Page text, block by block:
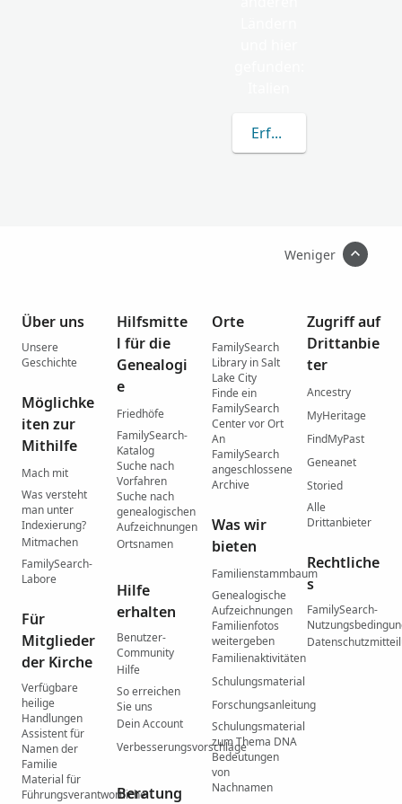
Erfahren Sie mehr
Weniger
Über uns
Unsere
Geschichte
Möglichke
iten zur
Mithilfe
Mach mit
Was versteht
man unter
Indexierung?
Mitmachen
FamilySearch-
Labore
Für
Mitglieder
der Kirche
Verfügbare
heilige
Handlungen
Assistent für
Namen der
Familie
Material für
Führungsverantwortliche
Hilfsmitte
l für die
Genealogi
e
Friedhöfe
FamilySearch-
Katalog
Suche nach
Vorfahren
Suche nach
genealogischen
Aufzeichnungen
Ortsnamen
Hilfe
erhalten
Benutzer-
Community
Hilfe
So erreichen
Sie uns
Dein Account
Verbesserungsvorschläge
Beratung
Orte
FamilySearch
Library in Salt
Lake City
Finde ein
FamilySearch
Center vor Ort
An
FamilySearch
angeschlossene
Archive
Was wir
bieten
Familienstammbaum
Genealogische
Aufzeichnungen
Familienfotos
weitergeben
Familienaktivitäten
Schulungsmaterial
Forschungsanleitung
Schulungsmaterial
zum Thema DNA
Bedeutungen
von
Nachnamen
Zugriff auf
Drittanbie
ter
Ancestry
MyHeritage
FindMyPast
Geneanet
Storied
Alle
Drittanbieter
Rechtliche
s
FamilySearch-